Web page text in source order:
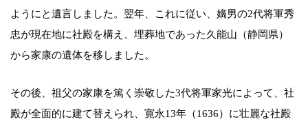
ようにと遺言しました。翌年、これに従い、嫡男の2代将軍秀
忠が現在地に社殿を構え、埋葬地であった久能山（静岡県）
から家康の遺体を移しました。
その後、祖父の家康を篤く崇敬した3代将軍家光によって、社
殿が全面的に建て替えられ、寛永13年（1636）に壮麗な社殿